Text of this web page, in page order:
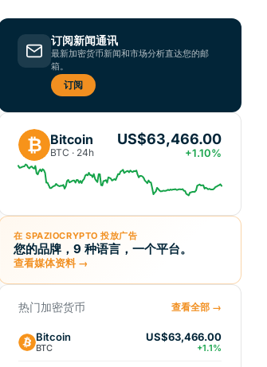
订阅新闻通讯
最新加密货币新闻和市场分析直达您的邮
箱。
订阅
₿ Bitcoin
BTC · 24h
US$63,466.00
+1.10%
在 SPAZIOCRYPTO 投放广告
您的品牌，9 种语言，一个平台。
查看媒体资料 →
热门加密货币 查看全部 →
Bitcoin
BTC
US$63,466.00
+1.1%